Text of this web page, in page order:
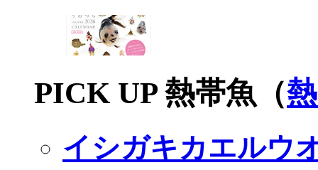
PICK UP 熱帯魚（
イシガキカエルウ